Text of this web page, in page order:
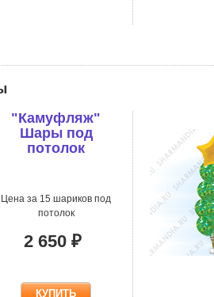
"Камуфляж"
Шары под
потолок
Цена за 15 шариков под
потолок
2 650 ₽